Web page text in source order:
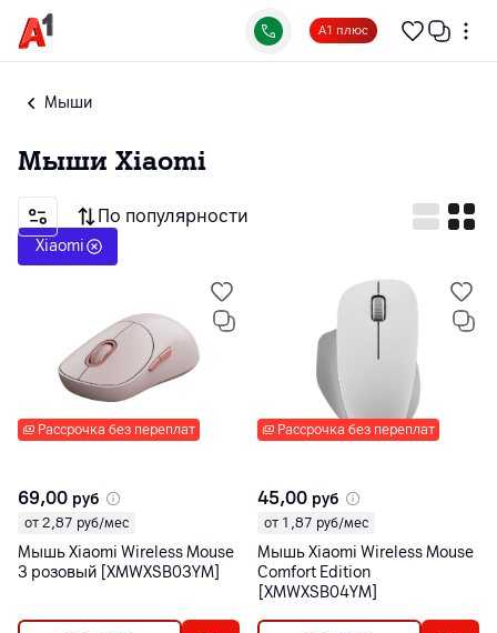
А1 плюс
Мыши
Мыши Xiaomi
По популярности
Xiaomi
Рассрочка без переплат
69,00 руб
от 2,87 руб/мес
Мышь Xiaomi Wireless Mouse
3 розовый [XMWXSB03YM]
Рассрочка без переплат
45,00 руб
от 1,87 руб/мес
Мышь Xiaomi Wireless Mouse
Comfort Edition
[XMWXSB04YM]